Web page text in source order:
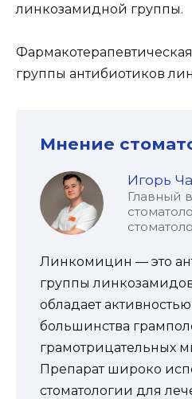
линкозамидной группы.
группы антибиотиков
Мнение
Игорь
Главный
Линкомицин — это
группы
обладает
большинства
грамотрицательных
Препарат широко
стоматологии для